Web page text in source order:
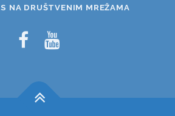
NA DRUŠTVENIM MREŽAMA